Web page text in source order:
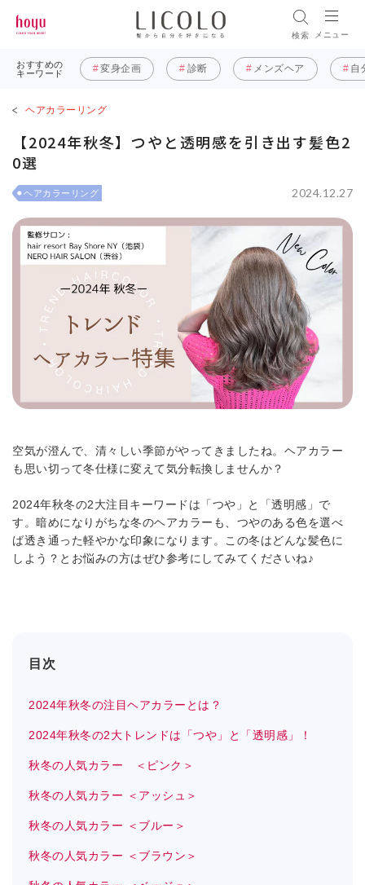
検索 メニュー
おすすめの
キーワード
変身企画 診断 メンズヘア 自
ヘアカラーリング
【2024年秋冬】つやと透明感を引き出す髪色2
0選
2024.12.27
ヘアカラーリング
空気が澄んで、清々しい季節がやってきましたね。ヘアカラー
も思い切って冬仕様に変えて気分転換しませんか？
2024年秋冬の2大注目キーワードは「つや」と「透明感」で
す。暗めになりがちな冬のヘアカラーも、つやのある色を選べ
ば透き通った軽やかな印象になります。この冬はどんな髪色に
しよう？とお悩みの方はぜひ参考にしてみてくださいね♪
目次
2024年秋冬の注目ヘアカラーとは？
2024年秋冬の2大トレンドは「つや」と「透明感」！
秋冬の人気カラー ＜ピンク＞
秋冬の人気カラー ＜アッシュ＞
秋冬の人気カラー ＜ブルー＞
秋冬の人気カラー ＜ブラウン＞